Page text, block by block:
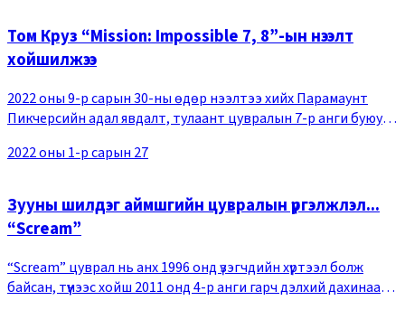
Том Круз “Mission: Impossible 7, 8”-ын нээлт
хойшилжээ
2022 оны 9-р сарын 30-ны өдөр нээлтээ хийх Парамаунт
Пикчерсийн адал явдалт, тулаант цувралын 7-р анги буюу
боллоо. Үүний улмаас 2023 оны 7-р
2022 оны 1-р сарын 27
Зууны шилдэг аймшгийн цувралын үргэлжлэл...
“Scream”
“Scream” цуврал нь анх 1996 онд үзэгчдийн хүртээл болж
байсан, түүнээс хойш 2011 онд 4-р анги гарч дэлхий дахинаас